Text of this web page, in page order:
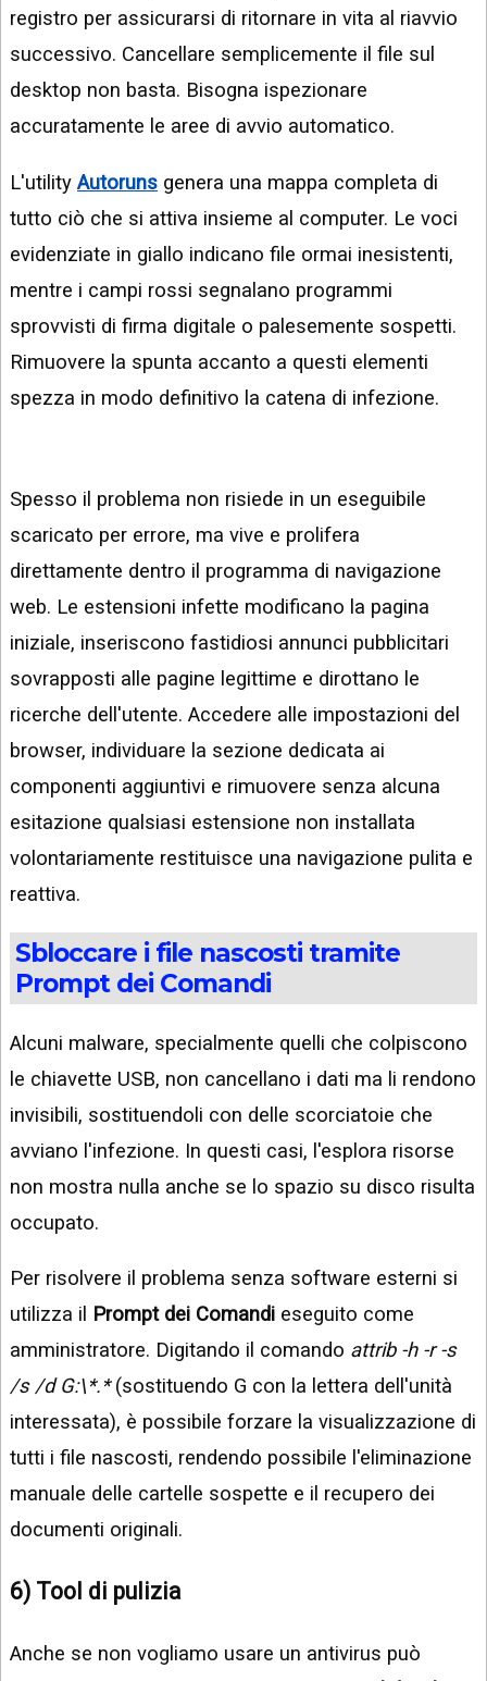
registro per assicurarsi di ritornare in vita al riavvio
successivo. Cancellare semplicemente il file sul
desktop non basta. Bisogna ispezionare
accuratamente le aree di avvio automatico.
L'utility Autoruns genera una mappa completa di
tutto ciò che si attiva insieme al computer. Le voci
evidenziate in giallo indicano file ormai inesistenti,
mentre i campi rossi segnalano programmi
sprovvisti di firma digitale o palesemente sospetti.
Rimuovere la spunta accanto a questi elementi
spezza in modo definitivo la catena di infezione.
Spesso il problema non risiede in un eseguibile
scaricato per errore, ma vive e prolifera
direttamente dentro il programma di navigazione
web. Le estensioni infette modificano la pagina
iniziale, inseriscono fastidiosi annunci pubblicitari
sovrapposti alle pagine legittime e dirottano le
ricerche dell'utente. Accedere alle impostazioni del
browser, individuare la sezione dedicata ai
componenti aggiuntivi e rimuovere senza alcuna
esitazione qualsiasi estensione non installata
volontariamente restituisce una navigazione pulita e
reattiva.
Sbloccare i file nascosti tramite
Prompt dei Comandi
Alcuni malware, specialmente quelli che colpiscono
le chiavette USB, non cancellano i dati ma li rendono
invisibili, sostituendoli con delle scorciatoie che
avviano l'infezione. In questi casi, l'esplora risorse
non mostra nulla anche se lo spazio su disco risulta
occupato.
Per risolvere il problema senza software esterni si
utilizza il Prompt dei Comandi eseguito come
amministratore. Digitando il comando attrib -h -r -s
/s /d G:\*.*(sostituendo G con la lettera dell'unità
interessata), è possibile forzare la visualizzazione di
tutti i file nascosti, rendendo possibile l'eliminazione
manuale delle cartelle sospette e il recupero dei
documenti originali.
6) Tool di pulizia
Anche se non vogliamo usare un antivirus può